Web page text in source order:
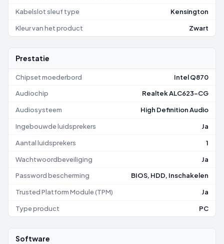
Kabelslot sleuf type Kensington
Kleur van het product Zwart
Prestatie
Chipset moederbord Intel Q870
Audiochip Realtek ALC623-CG
Audiosysteem High Definition Audio
Ingebouwde luidsprekers Ja
Aantal luidsprekers 1
Wachtwoordbeveiliging Ja
Password bescherming BIOS, HDD, Inschakelen
Trusted Platform Module (TPM) Ja
Type product PC
Software